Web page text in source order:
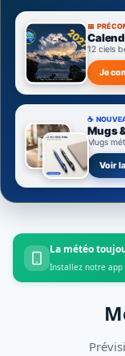
📅
12 ciels
Je
☕
Mugs
Mugs
Voir
La météo
Installez notre